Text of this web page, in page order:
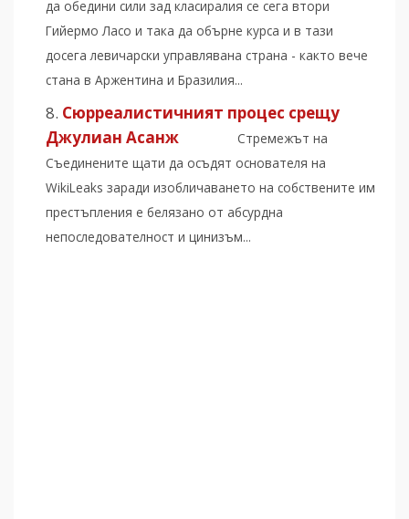
да обедини сили зад класиралия се сега втори
Гийермо Ласо и така да обърне курса и в тази
досега левичарски управлявана страна - както вече
стана в Аржентина и Бразилия...
Сюрреалистичният процес срещу
Джулиан Асанж
Стремежът на
Съединените щати да осъдят основателя на
WikiLeaks заради изобличаването на собствените им
престъпления е белязано от абсурдна
непоследователност и цинизъм...